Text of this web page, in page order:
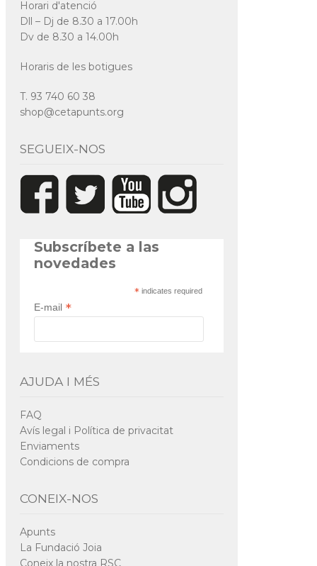
Horari d'atenció
Dll – Dj de 8.30 a 17.00h
Dv de 8.30 a 14.00h
Horaris de les botigues
T. 93 740 60 38
shop@cetapunts.org
SEGUEIX-NOS
Subscríbete a las
novedades
* indicates required
E-mail *
AJUDA I MÉS
FAQ
Avís legal i Política de privacitat
Enviaments
Condicions de compra
CONEIX-NOS
Apunts
La Fundació Joia
Coneix la nostra RSC